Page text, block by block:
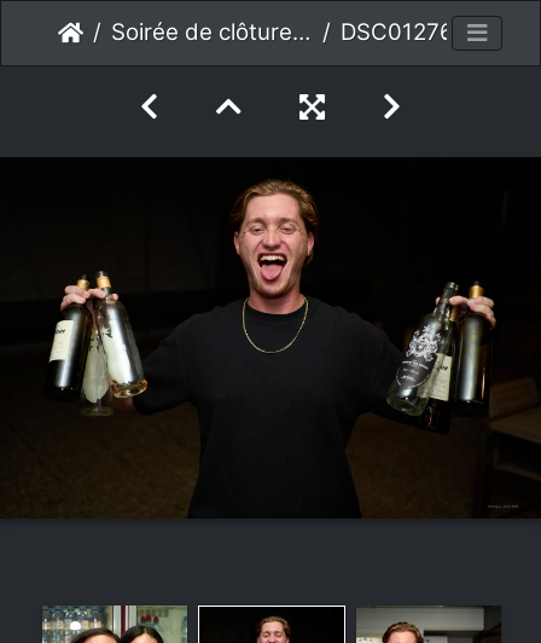
Soirée de clôture 2023 DSC01276